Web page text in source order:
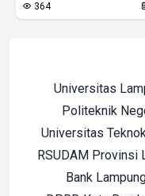
364
Universitas
Politeknik
Universitas
RSUDAM Provinsi
Bank